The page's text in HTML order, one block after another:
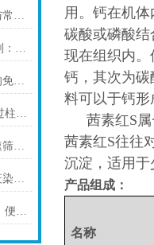
免疫染色封闭液的操作要点与常见问题解决方案
深入解析鲑鱼精DNA辅助试剂：原理、特性与规范操作
如何根据实验目的选择合适的免疫染色封闭剂
His-Tag蛋白纯化磁珠与传统过柱层析纯化方式
如何用甲醛脱氢酶试剂盒快速筛查食品中甲醛残留？
信噪比的幕后守护者——免疫染色洗涤液的科学原理与核心价值
His-Tag蛋白纯化磁珠：高效、便捷的蛋白纯化解决方案
用。钙在机
碳酸或磷酸
现在组织内
钙，其次为
料可以于钙
茜素红S
茜素红S往往
沉淀，适用
产品组成：
名称